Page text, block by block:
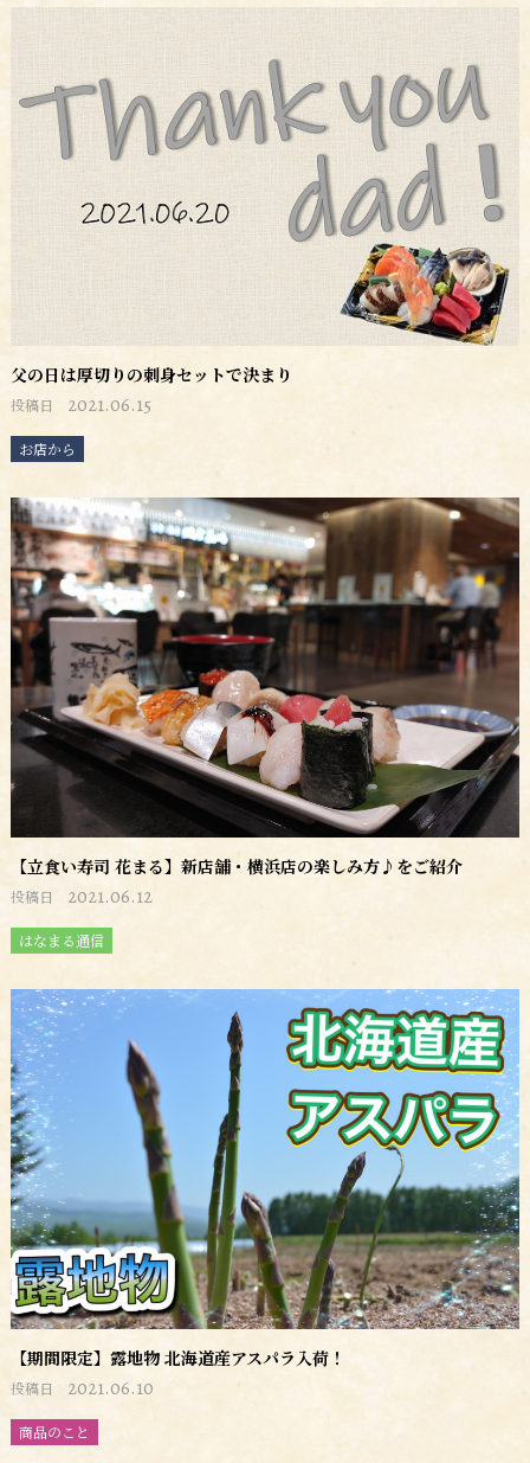
父の日は厚切りの刺身セットで決まり
投稿日 2021.06.15
お店から
【立食い寿司 花まる】新店舗・横浜店の楽しみ方♪をご紹介
投稿日 2021.06.12
はなまる通信
【期間限定】露地物 北海道産アスパラ入荷！
投稿日 2021.06.10
商品のこと